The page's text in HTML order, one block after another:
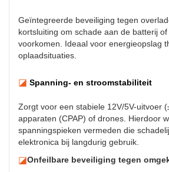
Geïntegreerde beveiliging tegen
kortsluiting om schade aan de batterij
voorkomen. Ideaal voor energieopslag
oplaadsituaties.
◪ Spanning- en stroomstabiliteit
Zorgt voor een stabiele 12V/5V-uitvoer
apparaten (CPAP) of drones. Hierdoor
spanningspieken vermeden die
elektronica bij langdurig gebruik.
◪Onfeilbare beveiliging tegen